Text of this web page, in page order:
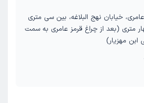
خیابان نهج البلاغه، بین سی متری
متری (بعد از چراغ قرمز عامری به سمت
مهزیار)